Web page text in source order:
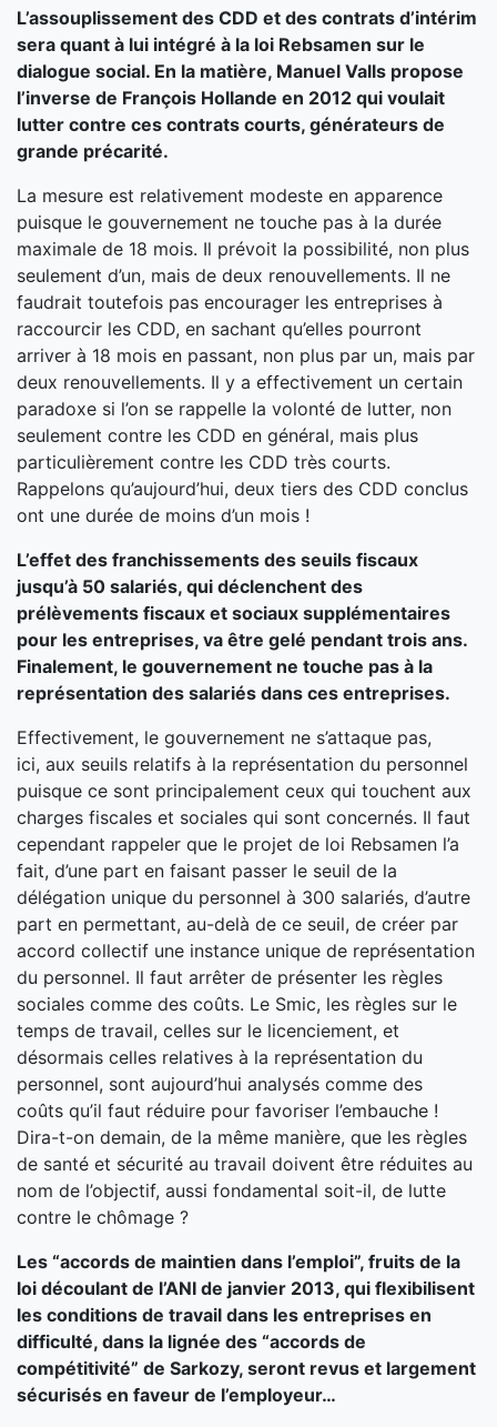
L’assouplissement des CDD et des contrats d’intérim
sera quant à lui intégré à la loi Rebsamen sur le
dialogue social. En la matière, Manuel Valls propose
l’inverse de François Hollande en 2012 qui voulait
lutter contre ces contrats courts, générateurs de
grande précarité.
La mesure est relativement modeste en apparence
puisque le gouvernement ne touche pas à la durée
maximale de 18 mois. Il prévoit la possibilité, non plus
seulement d’un, mais de deux renouvellements. Il ne
faudrait toutefois pas encourager les entreprises à
raccourcir les CDD, en sachant qu’elles pourront
arriver à 18 mois en passant, non plus par un, mais par
deux renouvellements. Il y a effectivement un certain
paradoxe si l’on se rappelle la volonté de lutter, non
seulement contre les CDD en général, mais plus
particulièrement contre les CDD très courts.
Rappelons qu’aujourd’hui, deux tiers des CDD conclus
ont une durée de moins d’un mois !
L’effet des franchissements des seuils fiscaux
jusqu’à 50 salariés, qui déclenchent des
prélèvements fiscaux et sociaux supplémentaires
pour les entreprises, va être gelé pendant trois ans.
Finalement, le gouvernement ne touche pas à la
représentation des salariés dans ces entreprises.
Effectivement, le gouvernement ne s’attaque pas,
ici, aux seuils relatifs à la représentation du personnel
puisque ce sont principalement ceux qui touchent aux
charges fiscales et sociales qui sont concernés. Il faut
cependant rappeler que le projet de loi Rebsamen l’a
fait, d’une part en faisant passer le seuil de la
délégation unique du personnel à 300 salariés, d’autre
part en permettant, au-delà de ce seuil, de créer par
accord collectif une instance unique de représentation
du personnel. Il faut arrêter de présenter les règles
sociales comme des coûts. Le Smic, les règles sur le
temps de travail, celles sur le licenciement, et
désormais celles relatives à la représentation du
personnel, sont aujourd’hui analysés comme des
coûts qu’il faut réduire pour favoriser l’embauche !
Dira-t-on demain, de la même manière, que les règles
de santé et sécurité au travail doivent être réduites au
nom de l’objectif, aussi fondamental soit-il, de lutte
contre le chômage ?
Les “accords de maintien dans l’emploi”, fruits de la
loi découlant de l’ANI de janvier 2013, qui flexibilisent
les conditions de travail dans les entreprises en
difficulté, dans la lignée des “accords de
compétitivité” de Sarkozy, seront revus et largement
sécurisés en faveur de l’employeur…